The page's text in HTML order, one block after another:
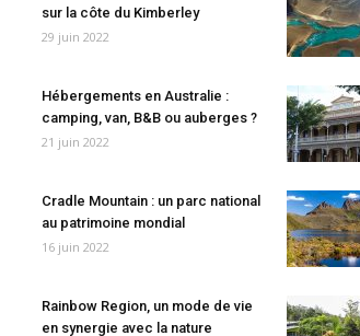
sur la côte du Kimberley
29 juin 2022
Hébergements en Australie :
camping, van, B&B ou auberges ?
21 juin 2022
Cradle Mountain : un parc national
au patrimoine mondial
16 juin 2022
Rainbow Region, un mode de vie
en synergie avec la nature